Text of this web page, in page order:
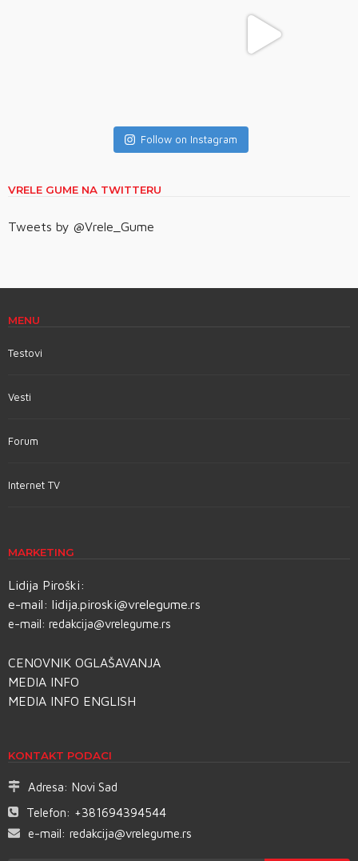
Follow on Instagram
VRELE GUME NA TWITTERU
Tweets by @Vrele_Gume
MENU
Testovi
Vesti
Forum
Internet TV
MARKETING
Lidija Piroški:
e-mail: lidija.piroski@vrelegume.rs
e-mail: redakcija@vrelegume.rs
CENOVNIK OGLAŠAVANJA
MEDIA INFO
MEDIA INFO ENGLISH
KONTAKT PODACI
Adresa: Novi Sad
Telefon: +381694394544
e-mail: redakcija@vrelegume.rs